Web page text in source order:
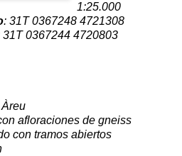
1:25.000
: 31T 0367248 4721308
31T 0367244 4720803
Àreu
afloraciones de gneiss
con tramos abiertos